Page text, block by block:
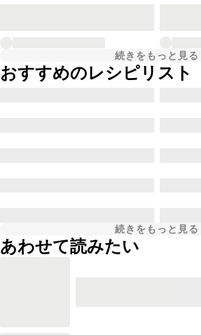
続きをもっと見る
おすすめのレシピリスト
続きをもっと見る
あわせて読みたい